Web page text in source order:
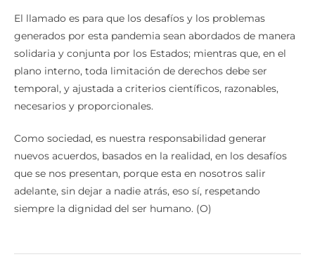
El llamado es para que los desafíos y los problemas
generados por esta pandemia sean abordados de manera
solidaria y conjunta por los Estados; mientras que, en el
plano interno, toda limitación de derechos debe ser
temporal, y ajustada a criterios científicos, razonables,
necesarios y proporcionales.
Como sociedad, es nuestra responsabilidad generar
nuevos acuerdos, basados en la realidad, en los desafíos
que se nos presentan, porque esta en nosotros salir
adelante, sin dejar a nadie atrás, eso sí, respetando
siempre la dignidad del ser humano. (O)